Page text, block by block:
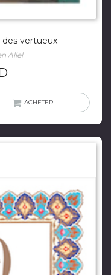
des vertueux
Allel
ACHETER